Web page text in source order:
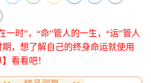
一时”，“命”管人的一生，“运”管人
，想了解自己的终身命运就使用
看看吧！